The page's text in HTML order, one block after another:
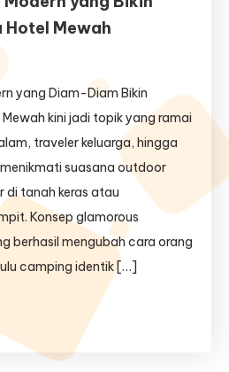
Hotel Mewah
yang Diam-Diam Bikin
kini jadi topik yang ramai
traveler keluarga, hingga
suasana outdoor
di tanah keras atau
Konsep glamorous
berhasil mengubah cara orang
camping identik […]